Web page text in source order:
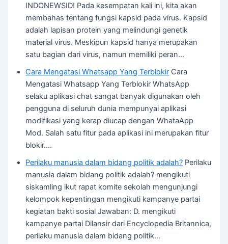
INDONEWSID! Pada kesempatan kali ini, kita akan
membahas tentang fungsi kapsid pada virus. Kapsid
adalah lapisan protein yang melindungi genetik
material virus. Meskipun kapsid hanya merupakan
satu bagian dari virus, namun memiliki peran…
Cara Mengatasi Whatsapp Yang Terblokir Cara
Mengatasi Whatsapp Yang Terblokir WhatsApp
selaku aplikasi chat sangat banyak digunakan oleh
pengguna di seluruh dunia mempunyai aplikasi
modifikasi yang kerap diucap dengan WhataApp
Mod. Salah satu fitur pada aplikasi ini merupakan fitur
blokir.…
Perilaku manusia dalam bidang politik adalah? Perilaku
manusia dalam bidang politik adalah? mengikuti
siskamling ikut rapat komite sekolah mengunjungi
kelompok kepentingan mengikuti kampanye partai
kegiatan bakti sosial Jawaban: D. mengikuti
kampanye partai Dilansir dari Encyclopedia Britannica,
perilaku manusia dalam bidang politik…